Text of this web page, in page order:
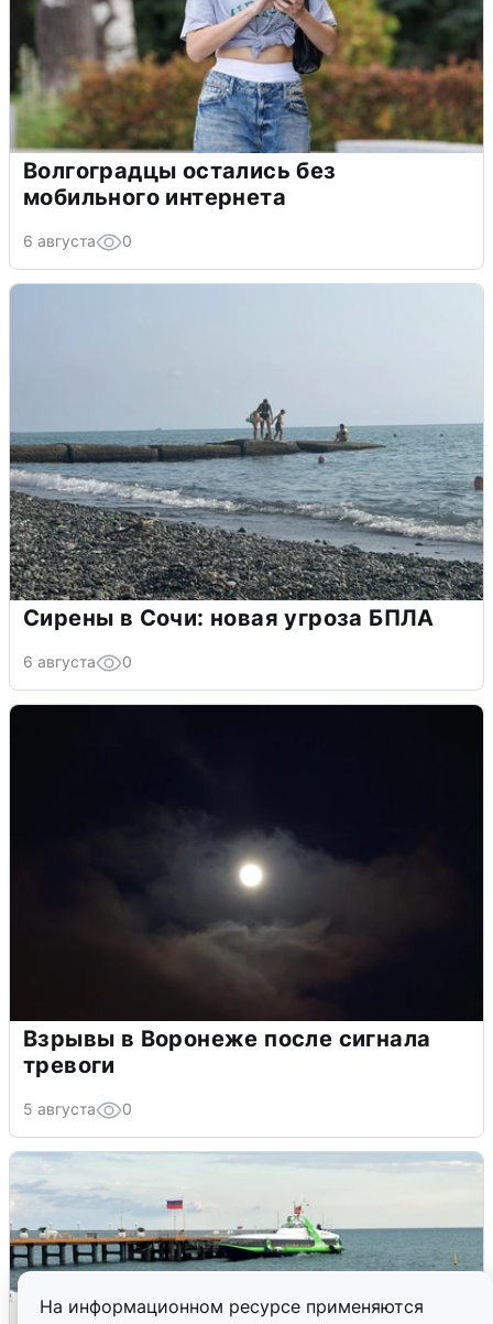
На информационном ресурсе применяются
Волгоградцы остались без
мобильного интернета
6 августа 0
Сирены в Сочи: новая угроза БПЛА
6 августа 0
Взрывы в Воронеже после сигнала
тревоги
5 августа 0